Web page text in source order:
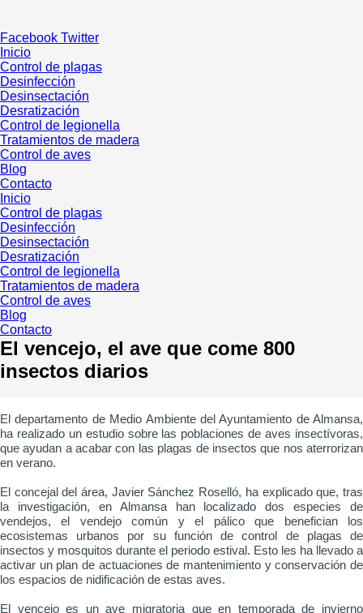
al
contenido
Facebook Twitter
Inicio
Control de plagas
Desinfección
Desinsectación
Desratización
Control de legionella
Tratamientos de madera
Control de aves
Blog
Contacto
Inicio
Control de plagas
Desinfección
Desinsectación
Desratización
Control de legionella
Tratamientos de madera
Control de aves
Blog
Contacto
El vencejo, el ave que come 800
insectos diarios
El departamento de Medio Ambiente del Ayuntamiento de Almansa,
ha realizado un estudio sobre las poblaciones de aves insectívoras,
que ayudan a acabar con las plagas de insectos que nos aterrorizan
en verano.
El concejal del área, Javier Sánchez Roselló, ha explicado que, tras
la investigación, en Almansa han localizado dos especies de
vendejos, el vendejo común y el pálico que benefician los
ecosistemas urbanos por su función de control de plagas de
insectos y mosquitos durante el periodo estival. Esto les ha llevado a
activar un plan de actuaciones de mantenimiento y conservación de
los espacios de nidificación de estas aves.
El vencejo es un ave migratoria que en temporada de invierno